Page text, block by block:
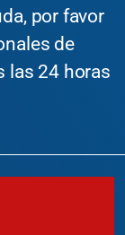
por favor
de
las 24 horas